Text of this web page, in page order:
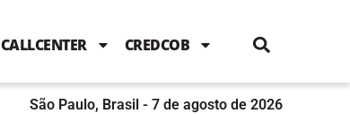
b
o
k
t
e
b
n
g
a
m
CALLCENTER CREDCOB
São Paulo, Brasil - 7 de agosto de 2026